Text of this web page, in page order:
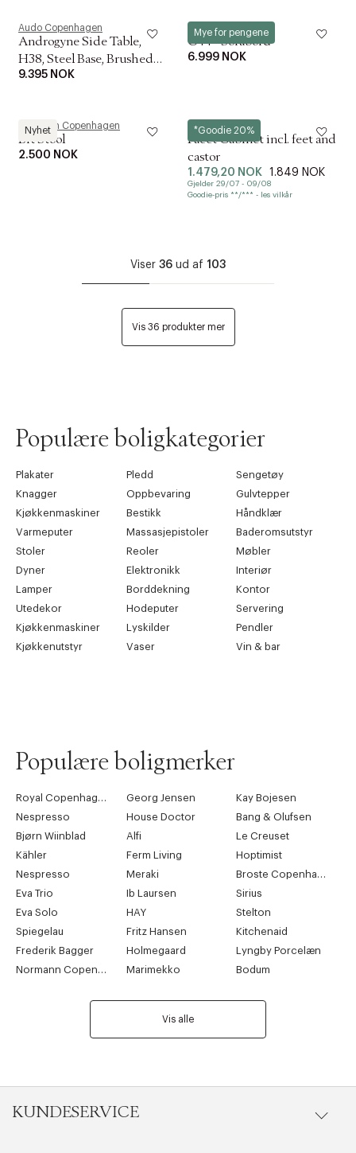
Audo Copenhagen
Androgyne Side Table,
H38, Steel Base, Brushed
Steel
9.395 NOK
Mye for pengene
FDB Møbler
C44 - Sofabord
6.999 NOK
Nyhet
Normann Copenhagen
Bit Stool
2.500 NOK
*Goodie 20%
Hay
Facet Cabinet incl. feet and
castor
1.479,20 NOK 1.849 NOK
Gjelder 29/07 - 09/08
Goodie-pris **/*** - les vilkår
Viser 36 ud af 103
Vis 36 produkter mer
Populære boligkategorier
Plakater Pledd
Sengetøy
Knagger
Oppbevaring
Gulvtepper
Kjøkkenmaskiner
Bestikk
Håndklær
Varmeputer
Massasjepistoler
Baderomsutstyr
Stoler
Reoler
Møbler
Dyner
Elektronikk
Interiør
Lamper
Borddekning
Kontor
Utedekor
Hodeputer
Servering
Kjøkkenmaskiner
Lyskilder
Pendler
Kjøkkenutstyr
Vaser Vin & bar
Populære boligmerker
Royal Copenhagen Georg Jensen
Kay Bojesen
Nespresso
House Doctor
Bang & Olufsen
Bjørn Wiinblad
Alfi
Le Creuset
Kähler
Ferm Living
Hoptimist
Nespresso
Meraki
Broste Copenhagen
Eva Trio
Ib Laursen
Sirius
Eva Solo
HAY
Stelton
Spiegelau
Fritz Hansen
Kitchenaid
Frederik Bagger
Holmegaard
Lyngby Porcelæn
Normann Copenhagen
Marimekko Bodum
Vis alle
KUNDESERVICE